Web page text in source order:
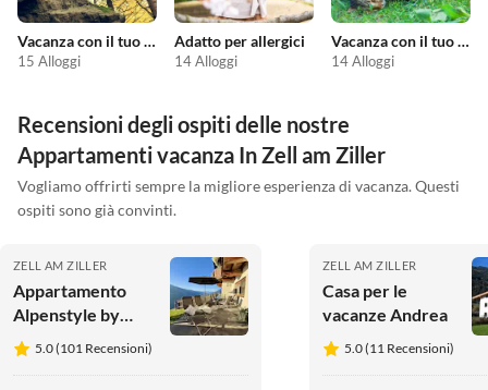
Vacanza con il tuo cane
15 Alloggi
Adatto per allergici
14 Alloggi
Vacanza con il tuo animale domestico
14 Alloggi
Recensioni degli ospiti delle nostre
Appartamenti vacanza In Zell am Ziller
Vogliamo offrirti sempre la migliore esperienza di vacanza. Questi
ospiti sono già convinti.
ZELL AM ZILLER
Appartamento
Alpenstyle by
Katharina
5.0 (101 Recensioni)
ZELL AM ZILLER
Casa per le
vacanze Andrea
5.0 (11 Recensioni)